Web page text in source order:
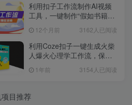
利用扣子工作流制作AI视频
工具，一键制作“假如书籍会
12个月前 3162人已阅读
利用Coze扣子一键生成火柴
人爆火心理学工作流，保姆
1年前 3154人已阅读
目推荐